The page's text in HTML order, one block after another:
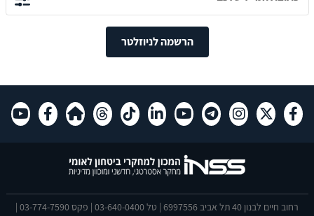
הרשמה לניוזלטר
רחוב חיים לבנון 40 תל אביב 6997556 | טל 03-640-0400 | פקס 03-774-7590 |